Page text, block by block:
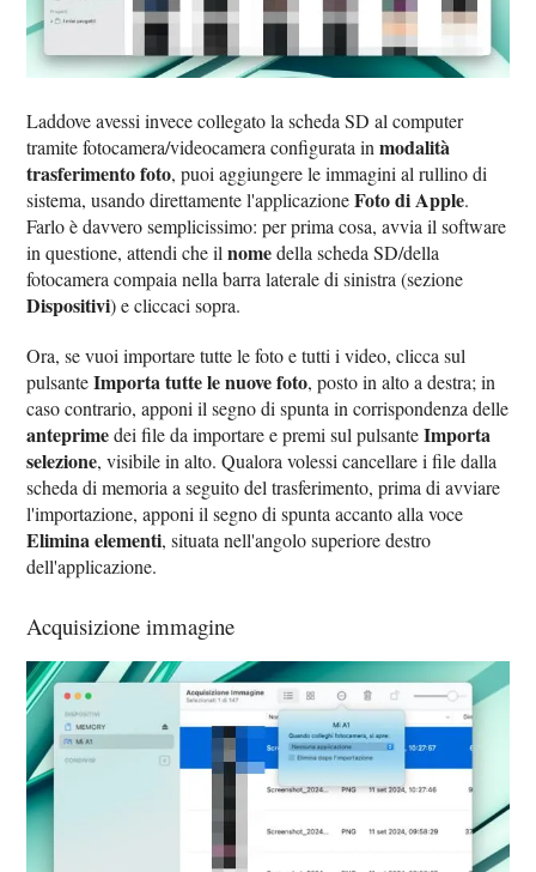
Laddove avessi invece collegato la scheda SD al computer
tramite fotocamera/videocamera configurata inmodalità
trasferimento foto, puoi aggiungere le immagini al rullino di
sistema, usando direttamente l'applicazioneFoto di Apple.
Farlo è davvero semplicissimo: per prima cosa, avvia il software
in questione, attendi che ilnomedella scheda SD/della
fotocamera compaia nella barra laterale di sinistra (sezione
Dispositivi) e cliccaci sopra.
Ora, se vuoi importare tutte le foto e tutti i video, clicca sul
pulsanteImporta tutte le nuove foto, posto in alto a destra; in
caso contrario, apponi il segno di spunta in corrispondenza delle
anteprimedei file da importare e premi sul pulsanteImporta
selezione, visibile in alto. Qualora volessi cancellare i file dalla
scheda di memoria a seguito del trasferimento, prima di avviare
l'importazione, apponi il segno di spunta accanto alla voce
Elimina elementi, situata nell'angolo superiore destro
dell'applicazione.
Acquisizione immagine